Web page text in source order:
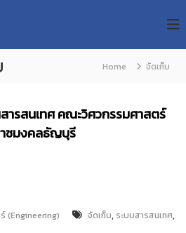
Home จัดเก็บ
ารสนเทศ คณะวิศวกรรมศาสตร์
าชมงคลธัญบุรี
(Engineering) จัดเก็บ, ระบบสารสนเทศ,